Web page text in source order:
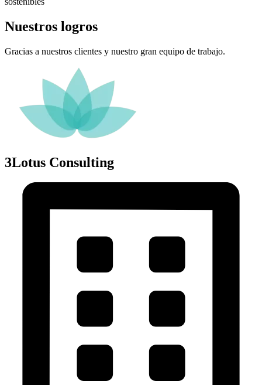
Nuestros logros
Gracias a nuestros clientes y nuestro gran equipo de trabajo.
3Lotus Consulting